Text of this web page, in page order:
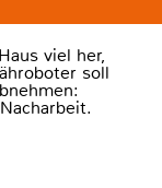
viel her,
soll